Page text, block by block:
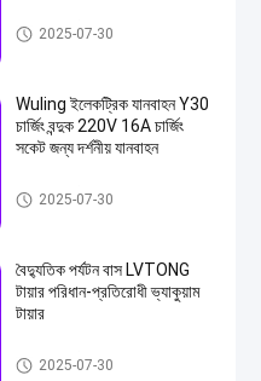
বৈদ্যুতিক কার্ট যন্ত্রাংশ
2025-07-30
Wuling ইলেকট্রিক যানবাহন Y30
চার্জিং বন্দুক 220V 16A চার্জিং
সকেট জন্য দর্শনীয় যানবাহন
বৈদ্যুতিক কার্ট যন্ত্রাংশ
2025-07-30
বৈদ্যুতিক পর্যটন বাস LVTONG
টায়ার পরিধান-প্রতিরোধী ভ্যাকুয়াম
টায়ার
বৈদ্যুতিক কার্ট যন্ত্রাংশ
2025-07-30